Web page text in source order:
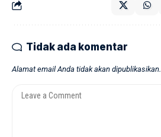
Tidak ada komentar
Alamat email Anda tidak akan dipublikasikan.